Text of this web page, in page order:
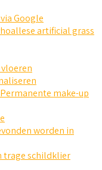
Google
artificial grass
make-up
worden in
trage schildklier